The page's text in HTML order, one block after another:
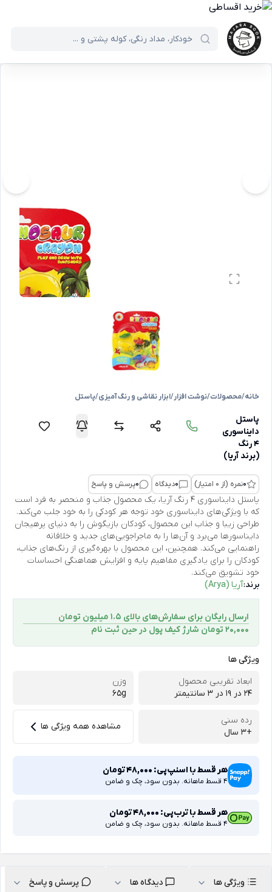
خانه/محصولات/نوشت افزار/ابزار نقاشی و رنگ آمیزی/پاستل
پاستل
دایناسوری
۴ رنگ
(برند آریا)
0نمره (از 0 امتیاز) 0دیدگاه 0پرسش و پاسخ
پاستل دایناسوری ۴ رنگ آریا، یک محصول جذاب و منحصر به فرد است
که با ویژگی‌های دایناسوری خود توجه هر کودکی را به خود جلب می‌کند.
طراحی زیبا و جذاب این محصول، کودکان بازیگوش را به دنیای پرهیجان
دایناسورها می‌برد و آن‌ها را به ماجراجویی‌های جدید و خلاقانه
راهنمایی می‌کند. همچنین، این محصول با بهره‌گیری از رنگ‌های جذاب،
کودکان را برای یادگیری مفاهیم پایه و افزایش هماهنگی احساسات
خود تشویق می‌کند.
برند:آریا (Arya)
ارسال رایگان برای سفارش‌های بالای 1.5 میلیون تومان
۲۰,۰۰۰ تومان شارژ کیف پول در حین ثبت ‌نام
ویژگی ها
ابعاد تقریبی محصول
24 در ۱۹ در ۳ سانتیمتر
وزن
65g
رده سنی
+3 سال
مشاهده همه ویژگی ها
هر قسط با اسنپ‌پی: 48,000تومان
4 قسط ماهانه. بدون سود، چک و ضامن
هر قسط با ترب‌پی: 48,000تومان
4 قسط ماهانه. بدون سود، چک و ضامن
ویژگی ها دیدگاه ها پرسش و پاسخ